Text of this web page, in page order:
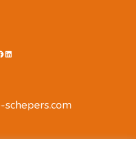
schepers.com